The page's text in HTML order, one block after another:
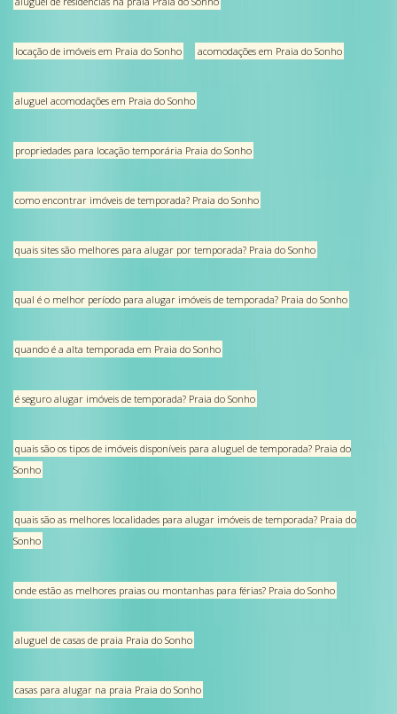
locação de imóveis em Praia do Sonho acomodações em Praia do Sonho
aluguel acomodações em Praia do Sonho
propriedades para locação temporária Praia do Sonho
como encontrar imóveis de temporada? Praia do Sonho
quais sites são melhores para alugar por temporada? Praia do Sonho
qual é o melhor período para alugar imóveis de temporada? Praia do Sonho
quando é a alta temporada em Praia do Sonho
é seguro alugar imóveis de temporada? Praia do Sonho
quais são os tipos de imóveis disponíveis para aluguel de temporada? Praia do
Sonho
quais são as melhores localidades para alugar imóveis de temporada? Praia do
Sonho
onde estão as melhores praias ou montanhas para férias? Praia do Sonho
aluguel de casas de praia Praia do Sonho
casas para alugar na praia Praia do Sonho